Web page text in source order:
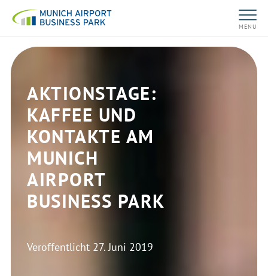
MENU
AKTIONSTAGE:
KAFFEE UND
KONTAKTE AM
MUNICH
AIRPORT
BUSINESS PARK
Veröffentlicht 27. Juni 2019